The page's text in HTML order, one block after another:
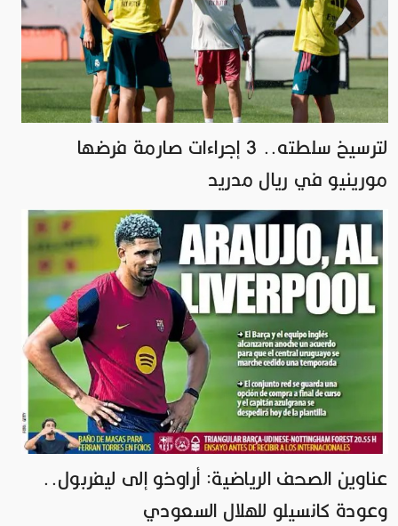
لترسيخ سلطته.. 3 إجراءات صارمة فرضها
مورينيو في ريال مدريد
عناوين الصحف الرياضية: أراوخو إلى ليفربول..
وعودة كانسيلو للهلال السعودي